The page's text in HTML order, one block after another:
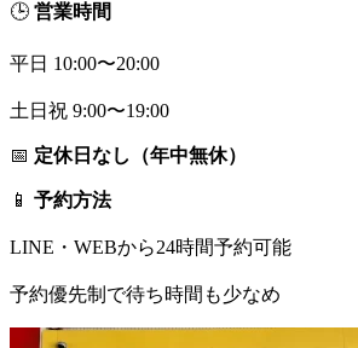
🕒 営業時間
平日 10:00〜20:00
土日祝 9:00〜19:00
📅 定休日なし（年中無休）
📱 予約方法
LINE・WEBから24時間予約可能
予約優先制で待ち時間も少なめ